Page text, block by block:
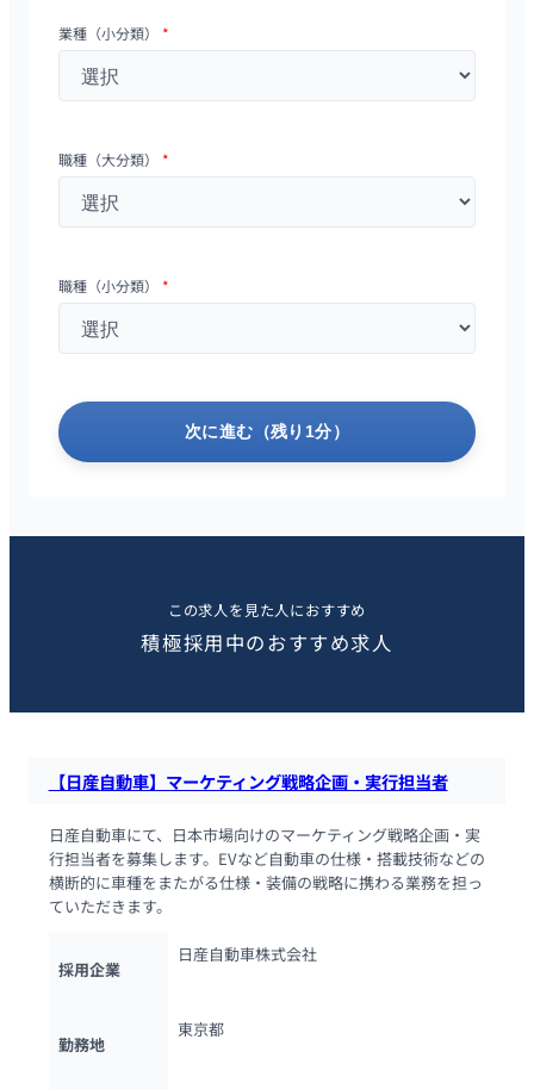
業種（小分類） *
職種（大分類） *
職種（小分類） *
次に進む（残り1分）
この求人を見た人におすすめ
積極採用中のおすすめ求人
【日産自動車】マーケティング戦略企画・実行担当者
日産自動車にて、日本市場向けのマーケティング戦略企画・実
行担当者を募集します。EVなど自動車の仕様・搭載技術などの
横断的に車種をまたがる仕様・装備の戦略に携わる業務を担っ
ていただきます。
採用企業
日産自動車株式会社
勤務地
東京都